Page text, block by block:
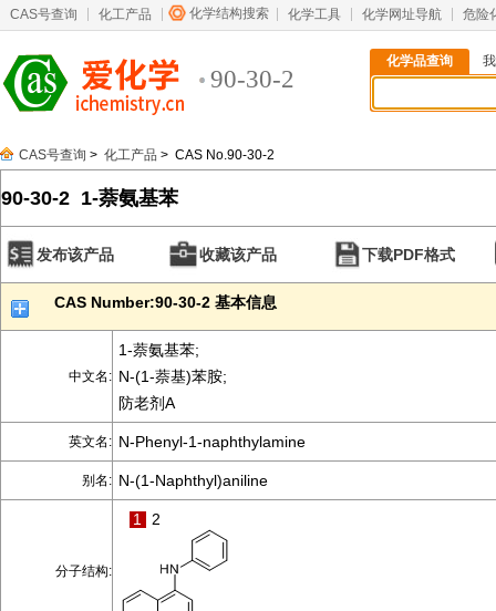
CAS号查询 化工产品 化学结构搜索 化学工具 化学网址导航 危险
90-30-2
化学品查询
CAS号查询 > 化工产品 > CAS No.90-30-2
90-30-2 1-萘氨基苯
发布该产品 收藏该产品 下载PDF格式
CAS Number:90-30-2 基本信息
中文名:
1-萘氨基苯;
N-(1-萘基)苯胺;
防老剂A
英文名: N-Phenyl-1-naphthylamine
别名: N-(1-Naphthyl)aniline
分子结构:
1 2